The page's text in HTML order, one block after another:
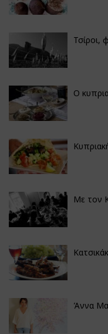
Τσίροι,
Ο
Με τον
Άννα